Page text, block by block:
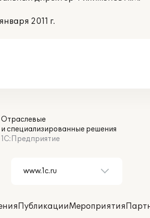
2011 г.
Отраслевые
и специализированные решения
1С:Предприятие
ПубликацииМероприятия